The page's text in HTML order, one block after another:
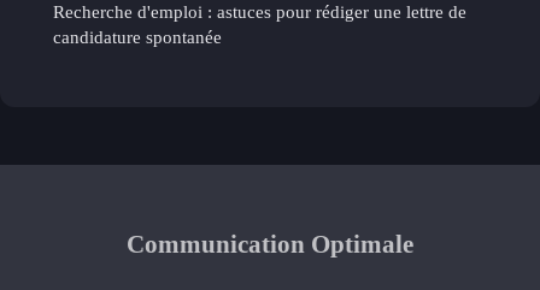
Recherche d'emploi : astuces pour rédiger une lettre de
candidature spontanée
Communication Optimale